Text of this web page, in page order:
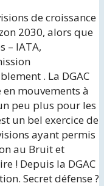
de croissance
2030, alors que
– IATA,
. La DGAC
mouvements à
peu plus pour les
un bel exercice de
ayant permis
au Bruit et
! Depuis la DGAC
Secret défense ?